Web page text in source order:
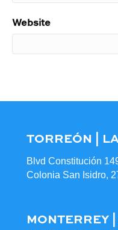
Website
TORREÓN |
Blvd Constitución
Colonia San Isidro,
MONTERREY